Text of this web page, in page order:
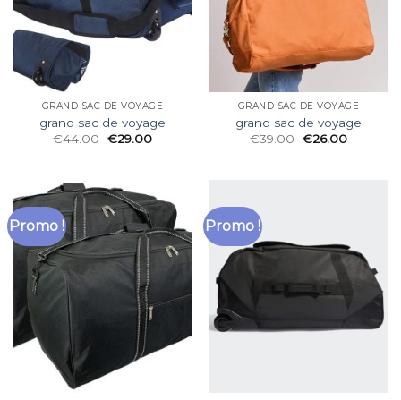
GRAND SAC DE VOYAGE
grand sac de voyage
€44.00 €29.00
GRAND SAC DE VOYAGE
grand sac de voyage
€39.00 €26.00
Promo ! Promo !